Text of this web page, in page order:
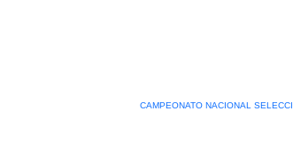
CAMPEONATO NACIONAL